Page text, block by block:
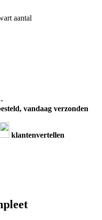
aantal
vandaag verzonden
klantenvertellen